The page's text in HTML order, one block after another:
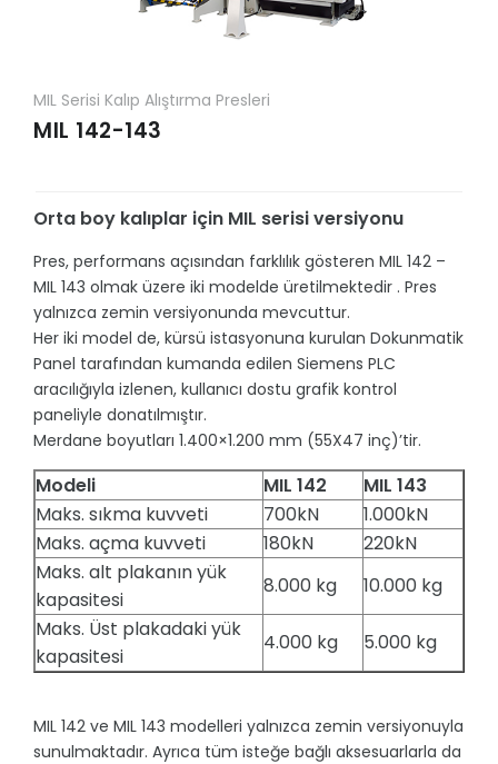
MIL Serisi Kalıp Alıştırma Presleri
MIL 142-143
Orta boy kalıplar için MIL serisi versiyonu
Pres, performans açısından farklılık gösteren MIL 142 –
MIL 143 olmak üzere iki modelde üretilmektedir . Pres
yalnızca zemin versiyonunda mevcuttur.
Her iki model de, kürsü istasyonuna kurulan Dokunmatik
Panel tarafından kumanda edilen Siemens PLC
aracılığıyla izlenen, kullanıcı dostu grafik kontrol
paneliyle donatılmıştır.
Merdane boyutları 1.400×1.200 mm (55X47 inç)’tir.
Modeli MIL 142
MIL 143
Maks. sıkma kuvveti
700kN
1.000kN
Maks. açma kuvveti
180kN
220kN
Maks. alt plakanın yük
kapasitesi
8.000 kg
10.000 kg
Maks. Üst plakadaki yük
kapasitesi
4.000 kg 5.000 kg
MIL 142 ve MIL 143 modelleri yalnızca zemin versiyonuyla
sunulmaktadır. Ayrıca tüm isteğe bağlı aksesuarlarla da